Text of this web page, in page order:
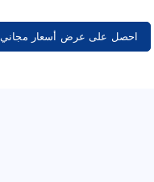
احصل على عرض أسعار مجاني